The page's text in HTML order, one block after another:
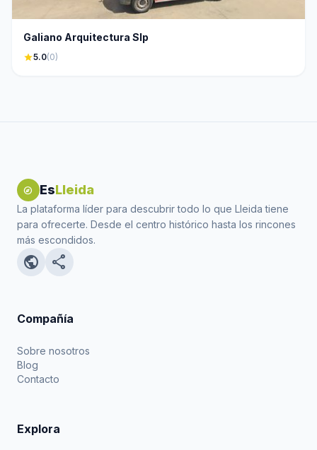
Galiano Arquitectura Slp
star5.0(0)
explore EsLleida
La plataforma líder para descubrir todo lo que Lleida tiene
para ofrecerte. Desde el centro histórico hasta los rincones
más escondidos.
public share
Compañía
Sobre nosotros
Blog
Contacto
Explora